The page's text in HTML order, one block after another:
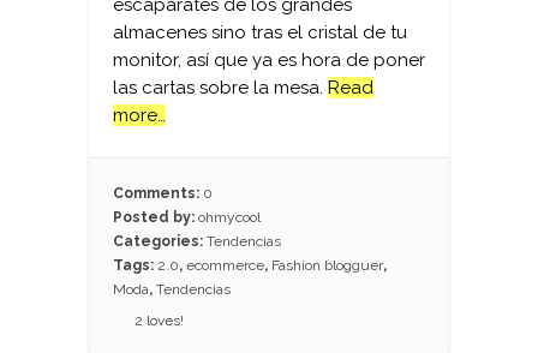
escaparates de los grandes
almacenes sino tras el cristal de tu
monitor, así que ya es hora de poner
las cartas sobre la mesa. Read
more…
Comments: 0
Posted by: ohmycool
Categories: Tendencias
Tags: 2.0, ecommerce, Fashion blogguer,
Moda, Tendencias
2 loves!